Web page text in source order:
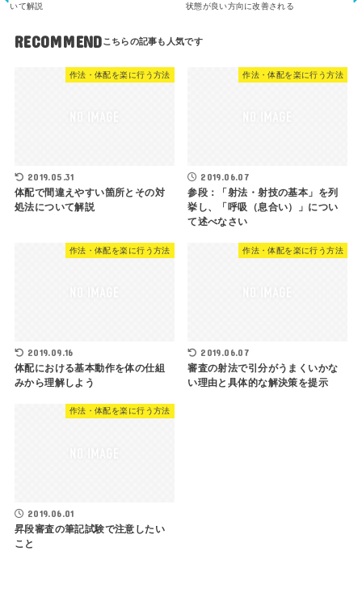
いて解説
状態が良い方向に改善される
RECOMMEND
作法・体配を楽に行う方法
2019.05.31
体配で間違えやすい箇所とその対
処法について解説
作法・体配を楽に行う方法
2019.06.07
参段：「射法・射技の基本」を列
挙し、「呼吸（息合い）」につい
て述べなさい
作法・体配を楽に行う方法
2019.09.16
体配における基本動作を体の仕組
みから理解しよう
作法・体配を楽に行う方法
2019.06.07
審査の射法で引分がうまくいかな
い理由と具体的な解決策を提示
作法・体配を楽に行う方法
2019.06.01
昇段審査の筆記試験で注意したい
こと